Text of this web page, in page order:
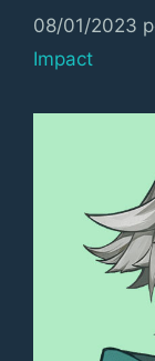
08/01/2023
Impact